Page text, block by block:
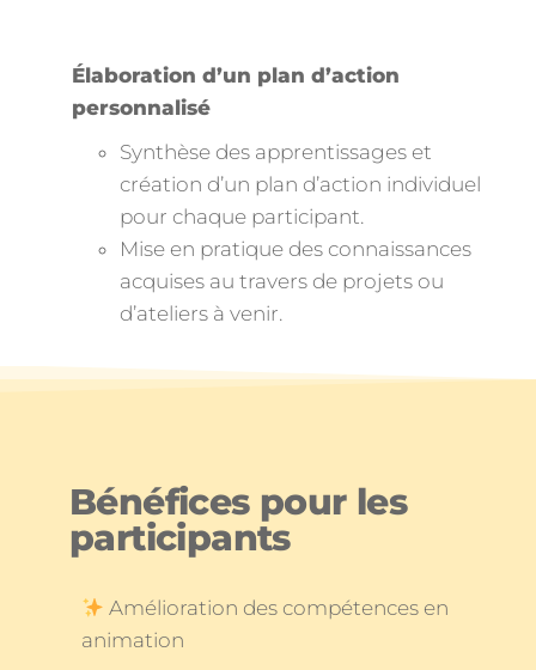
Élaboration d’un plan d’action
personnalisé
Synthèse des apprentissages et
création d’un plan d’action individuel
pour chaque participant.
Mise en pratique des connaissances
acquises au travers de projets ou
d’ateliers à venir.
Bénéfices pour les
participants
Amélioration des compétences en
animation